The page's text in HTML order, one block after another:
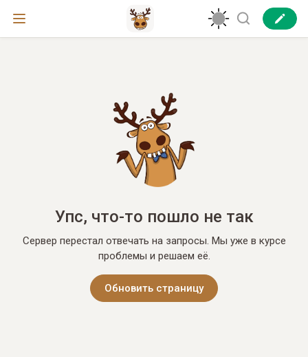
Упс, что-то пошло не так
Сервер перестал отвечать на запросы. Мы уже в курсе
проблемы и решаем её.
Обновить страницу